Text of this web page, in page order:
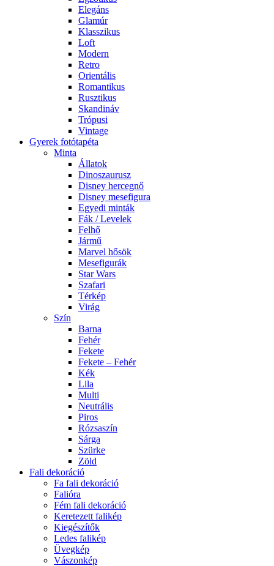
Elegáns
Glamúr
Klasszikus
Loft
Modern
Retro
Orientális
Romantikus
Rusztikus
Skandináv
Trópusi
Vintage
Gyerek fotótapéta
Minta
Állatok
Dinoszaurusz
Disney hercegnő
Disney mesefigura
Egyedi minták
Fák / Levelek
Felhő
Jármű
Marvel hősök
Mesefigurák
Star Wars
Szafari
Térkép
Virág
Szín
Barna
Fehér
Fekete
Fekete – Fehér
Kék
Lila
Multi
Neutrális
Piros
Rózsaszín
Sárga
Szürke
Zöld
Fali dekoráció
Fa fali dekoráció
Falióra
Fém fali dekoráció
Keretezett falikép
Kiegészítők
Ledes falikép
Üvegkép
Vászonkép